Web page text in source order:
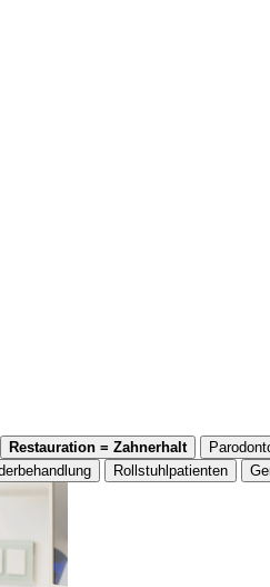
Restauration = Zahnerhalt
Rollstuhlpatienten